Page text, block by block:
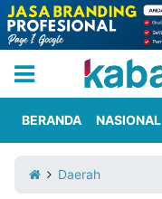
Iklan
Berita
Kami
BERANDA NASIONAL
Daerah